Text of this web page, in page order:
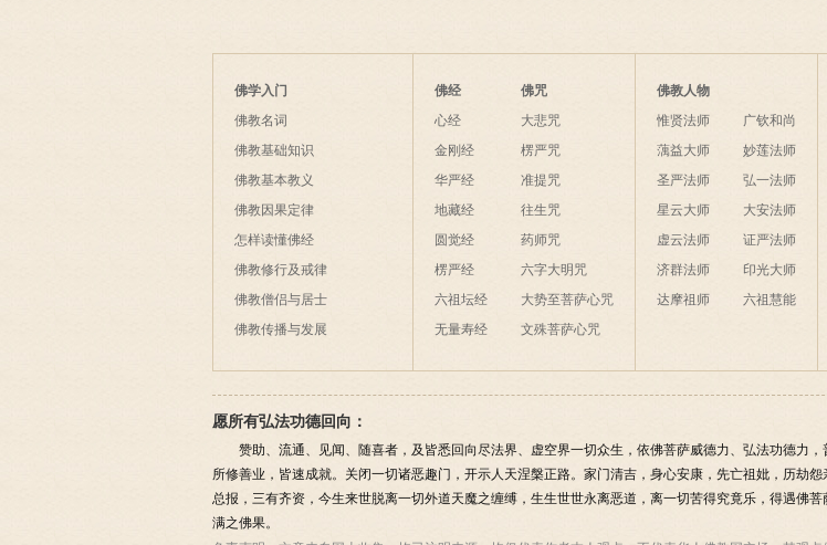
佛学入门
佛教名词
佛教基础知识
佛教基本教义
佛教因果定律
怎样读懂佛经
佛教修行及戒律
佛教僧侣与居士
佛教传播与发展
佛经
心经
金刚经
华严经
地藏经
圆觉经
楞严经
六祖坛经
无量寿经
佛咒
大悲咒
楞严咒
准提咒
往生咒
药师咒
六字大明咒
大势至菩萨心咒
文殊菩萨心咒
佛教人物
惟贤法师
蕅益大师
圣严法师
星云大师
虚云法师
济群法师
达摩祖师
广钦和尚
妙莲法师
弘一法师
大安法师
证严法师
印光大师
六祖慧能
愿所有弘法功德回向：
赞助、流通、见闻、随喜者，及皆悉回向尽法界、虚空界一切众生，依佛菩萨威德力、弘法功德力
所修善业，皆速成就。关闭一切诸恶趣门，开示人天涅槃正路。家门清吉，身心安康，先亡祖妣，历劫
总报，三有齐资，今生来世脱离一切外道天魔之缠缚，生生世世永离恶道，离一切苦得究竟乐，得遇佛
满之佛果。